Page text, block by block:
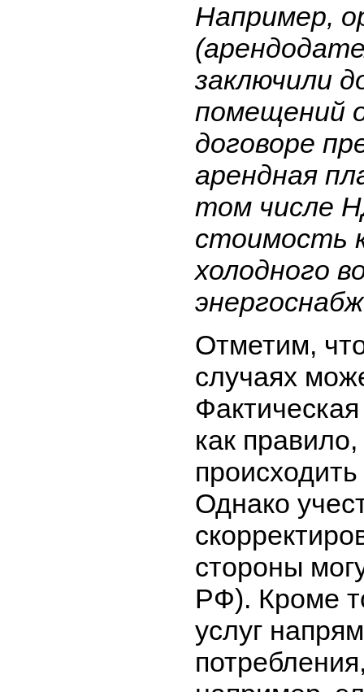
Например,
заключили
помещений
договоре
арендная
том числе
стоимость
холодного
Отметим,
случаях
как
Однако
стороны
РФ). Кроме
услуг